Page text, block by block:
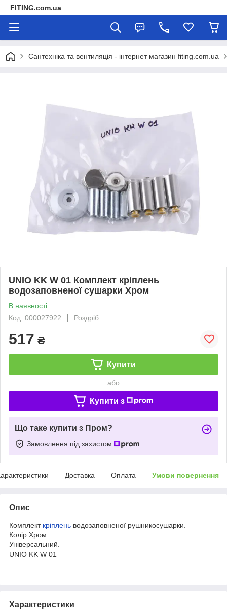
FITING.com.ua
Сантехніка та вентиляція - інтернет магазин fiting.com.ua
UNIO KK W 01 Комплект кріплень
водозаповненої сушарки Хром
В наявності
Код: 000027922
Роздріб
517 ₴
Купити
або
Купити з
Що таке купити з Пром?
Замовлення під захистом
Доставка Оплата Умови повернення
Опис
Комплект кріплень водозаповненої рушникосушарки.
Колір Хром.
Універсальний.
UNIO KK W 01
Характеристики